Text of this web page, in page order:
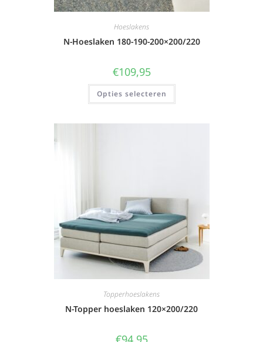
Hoeslakens
N-Hoeslaken 180-190-200×200/220
€109,95
Opties selecteren
Topperhoeslakens
N-Topper hoeslaken 120×200/220
€94,95